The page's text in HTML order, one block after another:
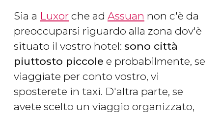
Sia a Luxor che ad Assuan non c'è da
preoccuparsi riguardo alla zona dov'è
situato il vostro hotel: sono città
piuttosto piccole e probabilmente, se
viaggiate per conto vostro, vi
sposterete in taxi. D'altra parte, se
avete scelto un viaggio organizzato,